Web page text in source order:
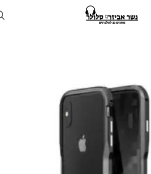
מגנים למכשירי אפל